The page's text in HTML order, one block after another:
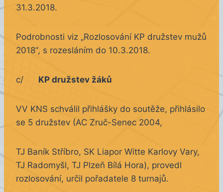
31.3.2018.
Podrobnosti viz „Rozlosování KP družstev mužů
2018“, s rozesláním do 10.3.2018.
c/ KP družstev žáků
VV KNS schválil přihlášky do soutěže, přihlásilo
se 5 družstev (AC Zruč-Senec 2004,
TJ Baník Stříbro, SK Liapor Witte Karlovy Vary,
TJ Radomyšl, TJ Plzeň Bílá Hora), provedl
rozlosování, určil pořadatele 8 turnajů.